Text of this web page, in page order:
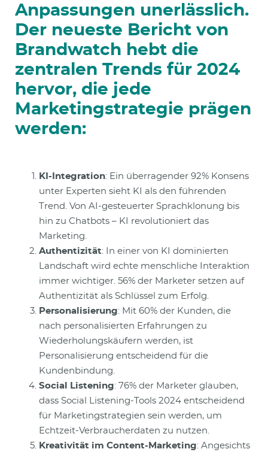
Anpassungen unerlässlich.
Der neueste Bericht von
Brandwatch hebt die
zentralen Trends für 2024
hervor, die jede
Marketingstrategie prägen
werden:
KI-Integration: Ein überragender 92% Konsens
unter Experten sieht KI als den führenden
Trend. Von AI-gesteuerter Sprachklonung bis
hin zu Chatbots – KI revolutioniert das
Marketing.
Authentizität: In einer von KI dominierten
Landschaft wird echte menschliche Interaktion
immer wichtiger. 56% der Marketer setzen auf
Authentizität als Schlüssel zum Erfolg.
Personalisierung: Mit 60% der Kunden, die
nach personalisierten Erfahrungen zu
Wiederholungskäufern werden, ist
Personalisierung entscheidend für die
Kundenbindung.
Social Listening: 76% der Marketer glauben,
dass Social Listening-Tools 2024 entscheidend
für Marketingstrategien sein werden, um
Echtzeit-Verbraucherdaten zu nutzen.
Kreativität im Content-Marketing: Angesichts